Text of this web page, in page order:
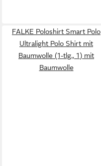
FALKE Poloshirt Smart Polo
Ultralight Polo Shirt mit
Baumwolle (1-tlg., 1) mit
Baumwolle